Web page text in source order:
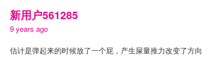
新用户561285
9 years ago
估计是弹起来的时候放了一个屁，产生屎量推力改变了方向